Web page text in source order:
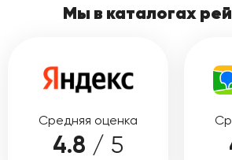
Мы в каталогах
Средняя оценка
4.8 / 5